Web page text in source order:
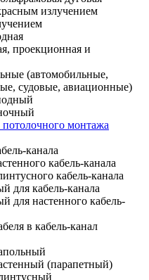
излучением
проекционная и
(автомобильные,
судовые, авиационные)
монтажа
канала
кабель-канала
кабель-канала
для кабель-канала
для настенного кабель-
в кабель-канал
(парапетный)